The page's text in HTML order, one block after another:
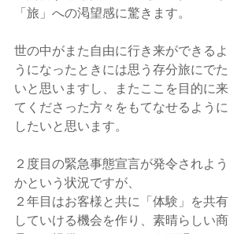
「旅」への渇望感に驚きます。
世の中がまた自由に行き来ができるよ
うになったときには思う存分旅にでた
いと思いますし、またここを目的に来
てくださった方々をもてなせるように
したいと思います。
２度目の緊急事態宣言が発令されよう
かという状況ですが、
２年目はお客様と共に「体験」を共有
していける機会を作り、素晴らしい商